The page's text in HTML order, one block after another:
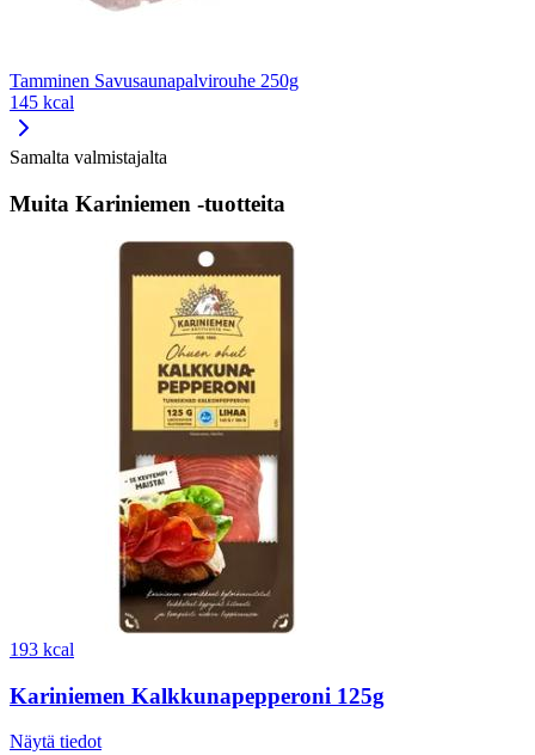
Tamminen Savusaunapalvirouhe 250g
145 kcal
Samalta valmistajalta
Muita Kariniemen -tuotteita
193 kcal
Kariniemen Kalkkunapepperoni 125g
Näytä tiedot